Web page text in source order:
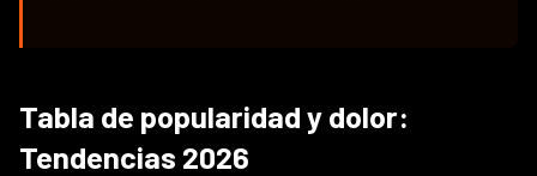
Tabla de popularidad y dolor:
Tendencias 2026